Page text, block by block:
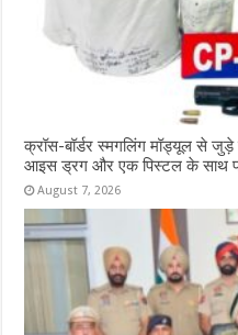
क्रॉस-बॉर्डर स्मगलिंग मॉड्यूल से जुड़े
आइस ड्रग और एक पिस्टल के साथ
August 7, 2026